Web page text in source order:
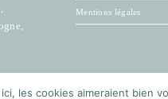
Mentions légales
les cookies aimeraient bien